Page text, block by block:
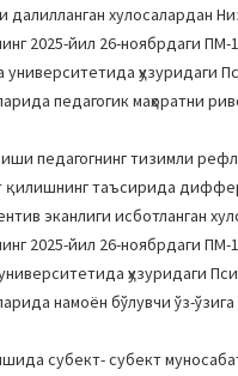
хулосалардан
2025-йил 26-ноябрдаги
ҳузуридаги
педагогик маҳоратни
педагогнинг тизимли
таъсирида
эканлиги исботланган
2025-йил 26-ноябрдаги
ҳузуридаги
намоён бўлувчи ўз-
субект- субект